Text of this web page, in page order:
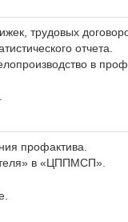
трудовых
отчета.
в
профактива.
в «ЦППМСП».